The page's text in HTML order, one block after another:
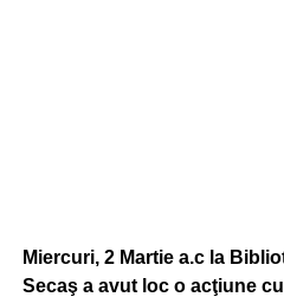
Miercuri, 2 Martie a.c la
Secaş a avut loc o acţiune